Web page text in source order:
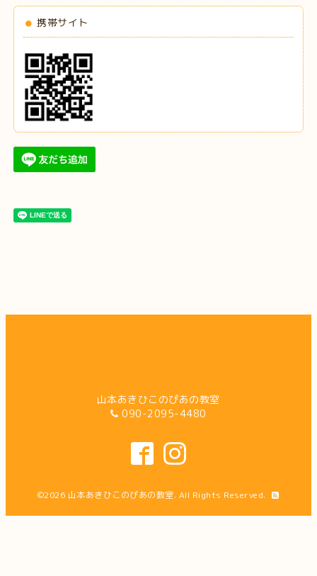
携帯サイト
山本あきひこのぴあの教室
090-2095-4480
©2026 山本あきひこのぴあの教室. All Rights Reserved.